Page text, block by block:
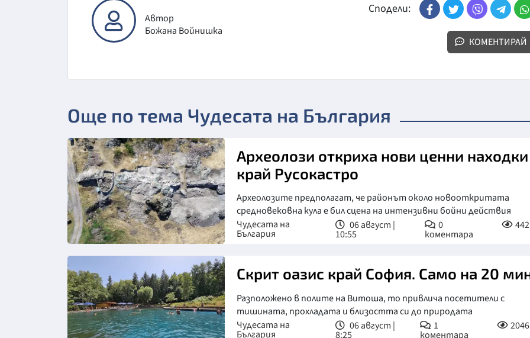
Автор
Божана Войнишка
Сподели:
КОМЕНТИРАЙ
Още по тема Чудесата на България
Археолози откриха нови ценни находки
край Русокастро
Археолозите предполагат, че районът около новооткритата
средновековна кула е бил сцена на интензивни бойни действия
Чудесата на
България
06 август |
10:55
0
коментара
442
Скрит оазис край София. Само на 20
Разположено в полите на Витоша, то привлича посетители с
тишината, прохладата и близостта си до природата
Чудесата на
България
06 август |
8:25
1
коментара
2046